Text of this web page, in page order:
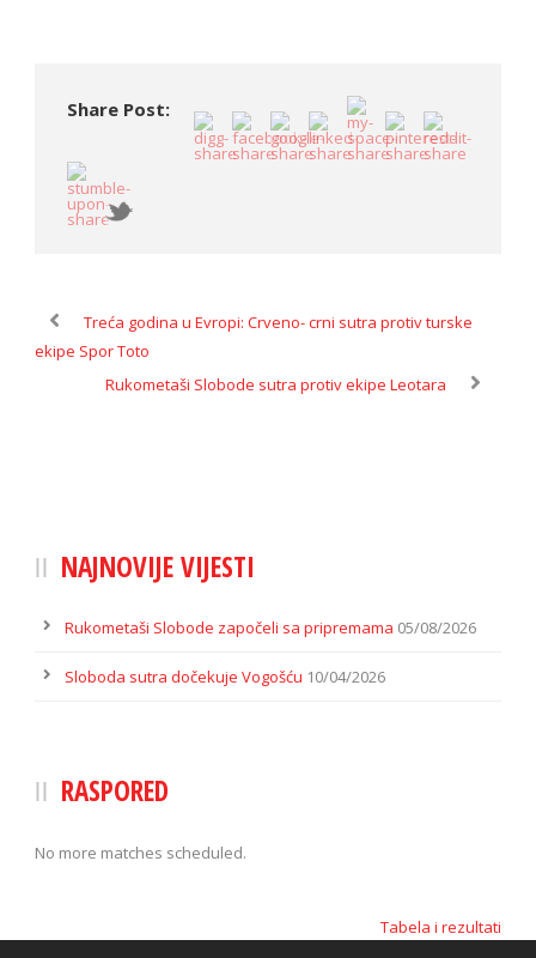
Share Post:
Treća godina u Evropi: Crveno- crni sutra protiv turske
ekipe Spor Toto
Rukometaši Slobode sutra protiv ekipe Leotara
NAJNOVIJE VIJESTI
Rukometaši Slobode započeli sa pripremama 05/08/2026
Sloboda sutra dočekuje Vogošću 10/04/2026
RASPORED
No more matches scheduled.
Tabela i rezultati